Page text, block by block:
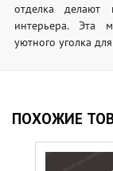
отделка делают
интерьера. Эта
уютного уголка
ПОХОЖИЕ